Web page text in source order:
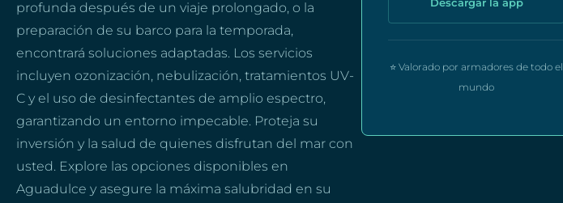
profunda después de un viaje prolongado, o la
preparación de su barco para la temporada,
encontrará soluciones adaptadas. Los servicios
incluyen ozonización, nebulización, tratamientos UV-
C y el uso de desinfectantes de amplio espectro,
garantizando un entorno impecable. Proteja su
inversión y la salud de quienes disfrutan del mar con
usted. Explore las opciones disponibles en
Aguadulce y asegure la máxima salubridad en su
⭐ Valorado por armadores de todo el
mundo